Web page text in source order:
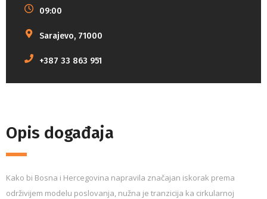
09:00
Sarajevo, 71000
+387 33 863 951
Opis događaja
Kako bi Bosna i Hercegovina napravila značajan iskorak prema
održivijem modelu poslovanja, nužna je tranzicija ka cirkularnoj